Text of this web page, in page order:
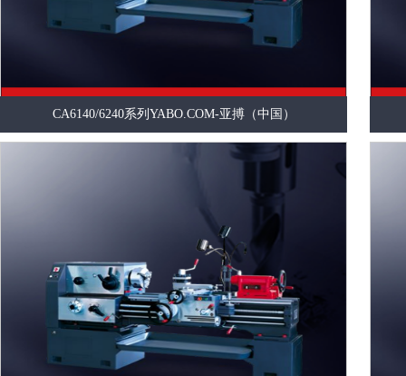
CA6140/6240系列YABO.COM-亚搏（中国）